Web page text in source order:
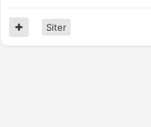
Siter